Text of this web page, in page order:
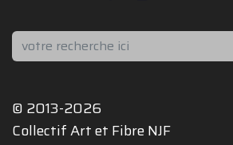
Rechercher
© 2013-2026
Collectif Art et Fibre NJF